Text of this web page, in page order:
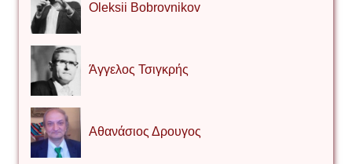
Oleksii Bobrovnikov
Άγγελος Τσιγκρής
Αθανάσιος Δρουγος